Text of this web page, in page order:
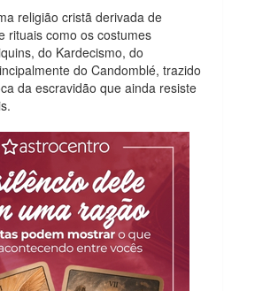
religião cristã derivada de
rituais como os costumes
do Kardecismo, do
do Candomblé, trazido
da escravidão que ainda resiste